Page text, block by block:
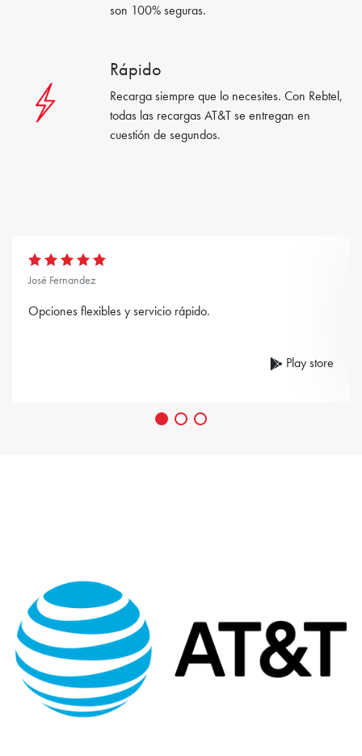
son 100% seguras.
Rápido
Recarga siempre que lo necesites. Con Rebtel,
todas las recargas AT&T se entregan en
cuestión de segundos.
José Fernandez
Opciones flexibles y servicio rápido.
Play store